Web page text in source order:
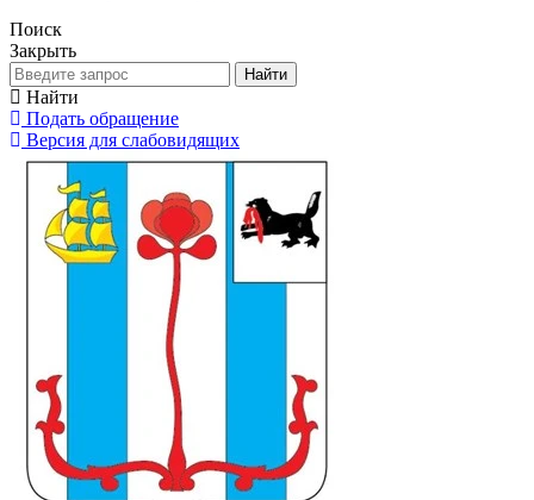
Поиск
Закрыть
Найти
Найти
Подать обращение
Версия для слабовидящих